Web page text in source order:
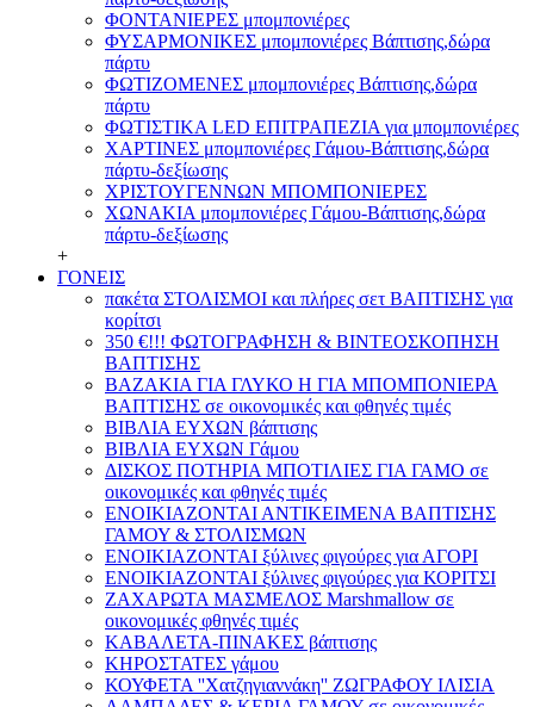
ΦΟΝΤΑΝΙΕΡΕΣ μπομπονιέρες
ΦΥΣΑΡΜΟΝΙΚΕΣ μπομπονιέρες Βάπτισης,δώρα
πάρτυ
ΦΩΤΙΖΟΜΕΝΕΣ μπομπονιέρες Βάπτισης,δώρα
πάρτυ
ΦΩΤΙΣΤΙΚΑ LED ΕΠΙΤΡΑΠΕΖΙΑ για μπομπονιέρες
ΧΑΡΤΙΝΕΣ μπομπονιέρες Γάμου-Βάπτισης,δώρα
πάρτυ-δεξίωσης
ΧΡΙΣΤΟΥΓΕΝΝΩΝ ΜΠΟΜΠΟΝΙΕΡΕΣ
ΧΩΝΑΚΙΑ μπομπονιέρες Γάμου-Βάπτισης,δώρα
πάρτυ-δεξίωσης
+
ΓΟΝΕΙΣ
πακέτα ΣΤΟΛΙΣΜΟΙ και πλήρες σετ ΒΑΠΤΙΣΗΣ για
κορίτσι
350 €!!! ΦΩΤΟΓΡΑΦΗΣΗ & ΒΙΝΤΕΟΣΚΟΠΗΣΗ
ΒΑΠΤΙΣΗΣ
ΒΑΖΑΚΙΑ ΓΙΑ ΓΛΥΚΟ Η ΓΙΑ ΜΠΟΜΠΟΝΙΕΡΑ
ΒΑΠΤΙΣΗΣ σε οικονομικές και φθηνές τιμές
ΒΙΒΛΙΑ ΕΥΧΩΝ βάπτισης
ΒΙΒΛΙΑ ΕΥΧΩΝ Γάμου
ΔΙΣΚΟΣ ΠΟΤΗΡΙΑ ΜΠΟΤΙΛΙΕΣ ΓΙΑ ΓΑΜΟ σε
οικονομικές και φθηνές τιμές
ΕΝΟΙΚΙΑΖΟΝΤΑΙ ΑΝΤΙΚΕΙΜΕΝΑ ΒΑΠΤΙΣΗΣ
ΓΑΜΟΥ & ΣΤΟΛΙΣΜΩΝ
ΕΝΟΙΚΙΑΖΟΝΤΑΙ ξύλινες φιγούρες για ΑΓΟΡΙ
ΕΝΟΙΚΙΑΖΟΝΤΑΙ ξύλινες φιγούρες για ΚΟΡΙΤΣΙ
ΖΑΧΑΡΩΤΑ ΜΑΣΜΕΛΟΣ Marshmallow σε
οικονομικές φθηνές τιμές
ΚΑΒΑΛΕΤΑ-ΠΙΝΑΚΕΣ βάπτισης
ΚΗΡΟΣΤΑΤΕΣ γάμου
ΚΟΥΦΕΤΑ ''Χατζηγιαννάκη'' ΖΩΓΡΑΦΟΥ ΙΛΙΣΙΑ